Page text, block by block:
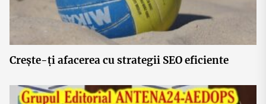
Crește-ți afacerea cu strategii SEO eficiente